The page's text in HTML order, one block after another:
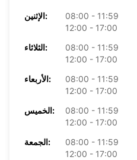
الإثنين:
08:00 - 11:59
12:00 - 17:00
الثلاثاء:
08:00 - 11:59
12:00 - 17:00
الأربعاء:
08:00 - 11:59
12:00 - 17:00
الخميس:
08:00 - 11:59
12:00 - 17:00
الجمعة:
08:00 - 11:59
12:00 - 17:00